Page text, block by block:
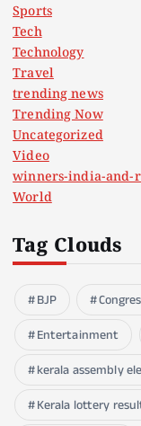
Sports
Tech
Technology
Travel
trending news
Trending Now
Uncategorized
Video
winners-india-and-
World
Tag Clouds
BJP
Entertainment
kerala assembly
Kerala lottery